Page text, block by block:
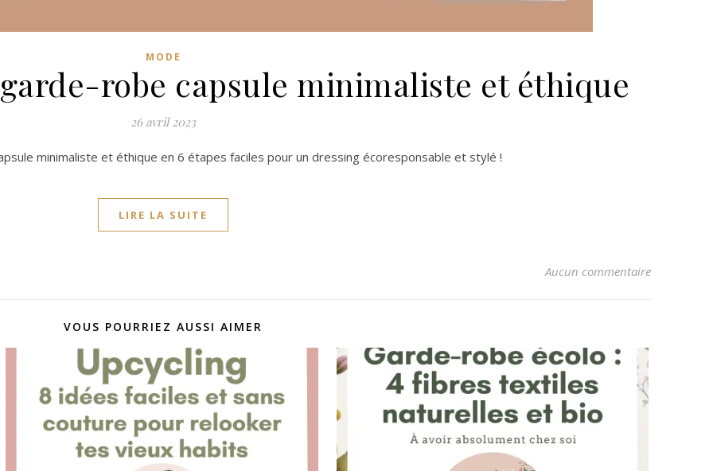
MODE
robe capsule minimaliste et éthique
26 avril 2023
minimaliste et éthique en 6 étapes faciles pour un dressing écoresponsable et stylé !
LIRE LA SUITE
Aucun commentaire
VOUS POURRIEZ AUSSI AIMER